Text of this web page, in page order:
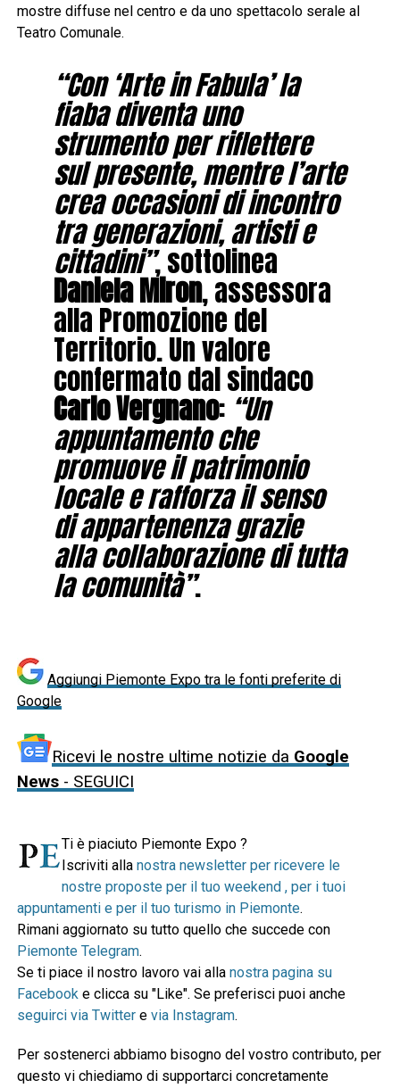
mostre diffuse nel centro e da uno spettacolo serale al
Teatro Comunale.
“Con ‘Arte in Fabula’ la
fiaba diventa uno
strumento per riflettere
sul presente, mentre l’arte
crea occasioni di incontro
tra generazioni, artisti e
cittadini”, sottolinea
Daniela Miron, assessora
alla Promozione del
Territorio. Un valore
confermato dal sindaco
Carlo Vergnano: “Un
appuntamento che
promuove il patrimonio
locale e rafforza il senso
di appartenenza grazie
alla collaborazione di tutta
la comunità”.
Aggiungi Piemonte Expo tra le fonti preferite di
Google
Ricevi le nostre ultime notizie da Google
News- SEGUICI
Ti è piaciuto Piemonte Expo ?
Iscriviti alla nostra newsletter per ricevere le
nostre proposte per il tuo weekend , per i tuoi
appuntamenti e per il tuo turismo in Piemonte.
Rimani aggiornato su tutto quello che succede con
Piemonte Telegram.
Se ti piace il nostro lavoro vai alla nostra pagina su
Facebooke clicca su "Like". Se preferisci puoi anche
seguirci via Twittere via Instagram.
Per sostenerci abbiamo bisogno del vostro contributo, per
questo vi chiediamo di supportarci concretamente